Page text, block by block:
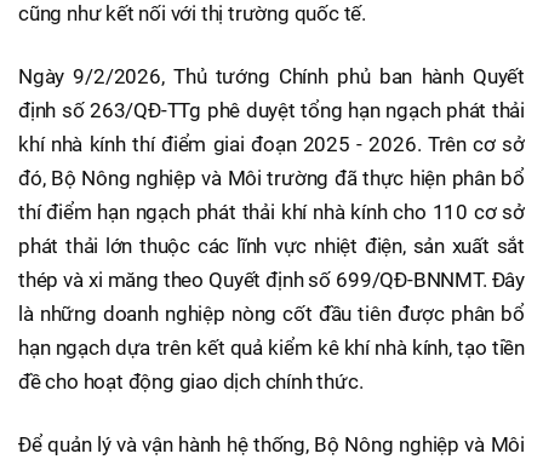
cũng như kết nối với thị trường quốc tế.
Ngày 9/2/2026, Thủ tướng Chính phủ ban hành Quyết
định số 263/QĐ-TTg phê duyệt tổng hạn ngạch phát thải
khí nhà kính thí điểm giai đoạn 2025 - 2026. Trên cơ sở
đó, Bộ Nông nghiệp và Môi trường đã thực hiện phân bổ
thí điểm hạn ngạch phát thải khí nhà kính cho 110 cơ sở
phát thải lớn thuộc các lĩnh vực nhiệt điện, sản xuất sắt
thép và xi măng theo Quyết định số 699/QĐ-BNNMT. Đây
là những doanh nghiệp nòng cốt đầu tiên được phân bổ
hạn ngạch dựa trên kết quả kiểm kê khí nhà kính, tạo tiền
đề cho hoạt động giao dịch chính thức.
Để quản lý và vận hành hệ thống, Bộ Nông nghiệp và Môi